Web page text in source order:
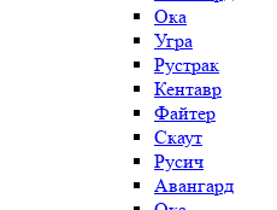
Ока
Угра
Рустрак
Кентавр
Файтер
Скаут
Русич
Авангард